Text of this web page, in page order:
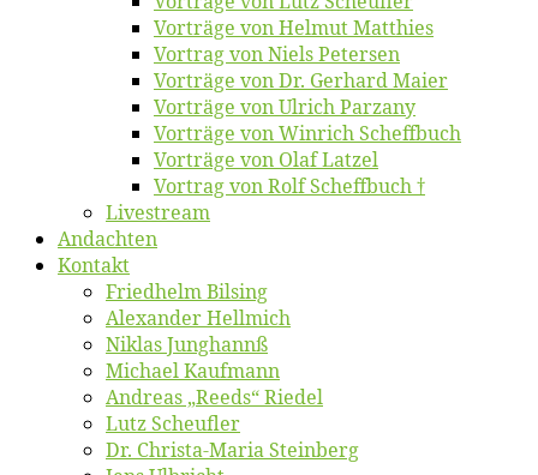
Vor­trä­ge von Hel­mut Matthies
Vor­trag von Niels Petersen
Vor­trä­ge von Dr. Ger­hard Maier
Vor­trä­ge von Ul­rich Parzany
Vor­trä­ge von Win­rich Scheffbuch
Vor­trä­ge von Olaf Latzel
Vor­trag von Rolf Scheffbuch †
Live­stream
An­dach­ten
Kon­takt
Fried­helm Bilsing
Alex­an­der Hellmich
Ni­klas Junghannß
Mi­cha­el Kaufmann
An­dre­as „Reeds“ Riedel
Lutz Scheuf­ler
Dr. Chris­­ta-Ma­ria Steinberg